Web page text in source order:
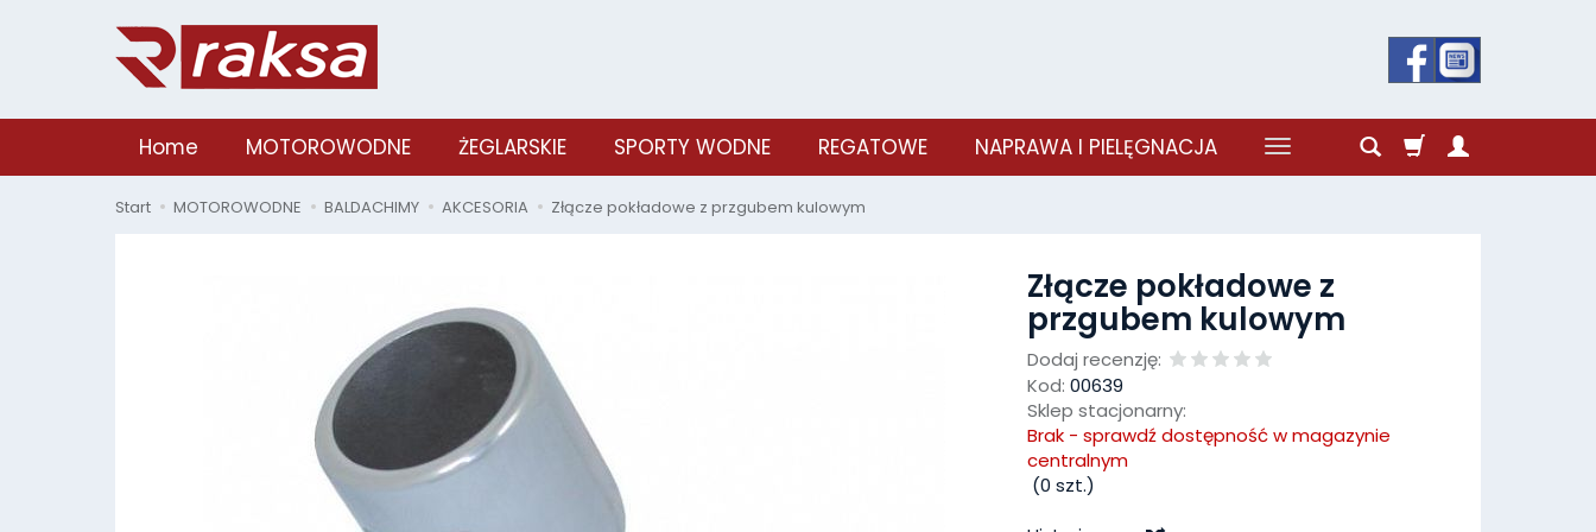
Home MOTOROWODNE ŻEGLARSKIE SPORTY WODNE REGATOWE NAPRAWA I PIELĘGNACJA
Start MOTOROWODNE BALDACHIMY AKCESORIA Złącze pokładowe z przgubem kulowym
Złącze pokładowe z
przgubem kulowym
Dodaj recenzję:
Kod: 00639
Sklep stacjonarny:
Brak - sprawdź dostępność w magazynie
centralnym
(0 szt.)